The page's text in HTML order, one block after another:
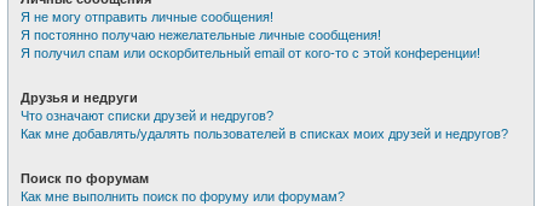
Я не могу отправить личные сообщения!
Я постоянно получаю нежелательные личные сообщения!
Я получил спам или оскорбительный email от кого-то с этой конференции!
Друзья и недруги
Что означают списки друзей и недругов?
Как мне добавлять/удалять пользователей в списках моих друзей и недругов?
Поиск по форумам
Как мне выполнить поиск по форуму или форумам?